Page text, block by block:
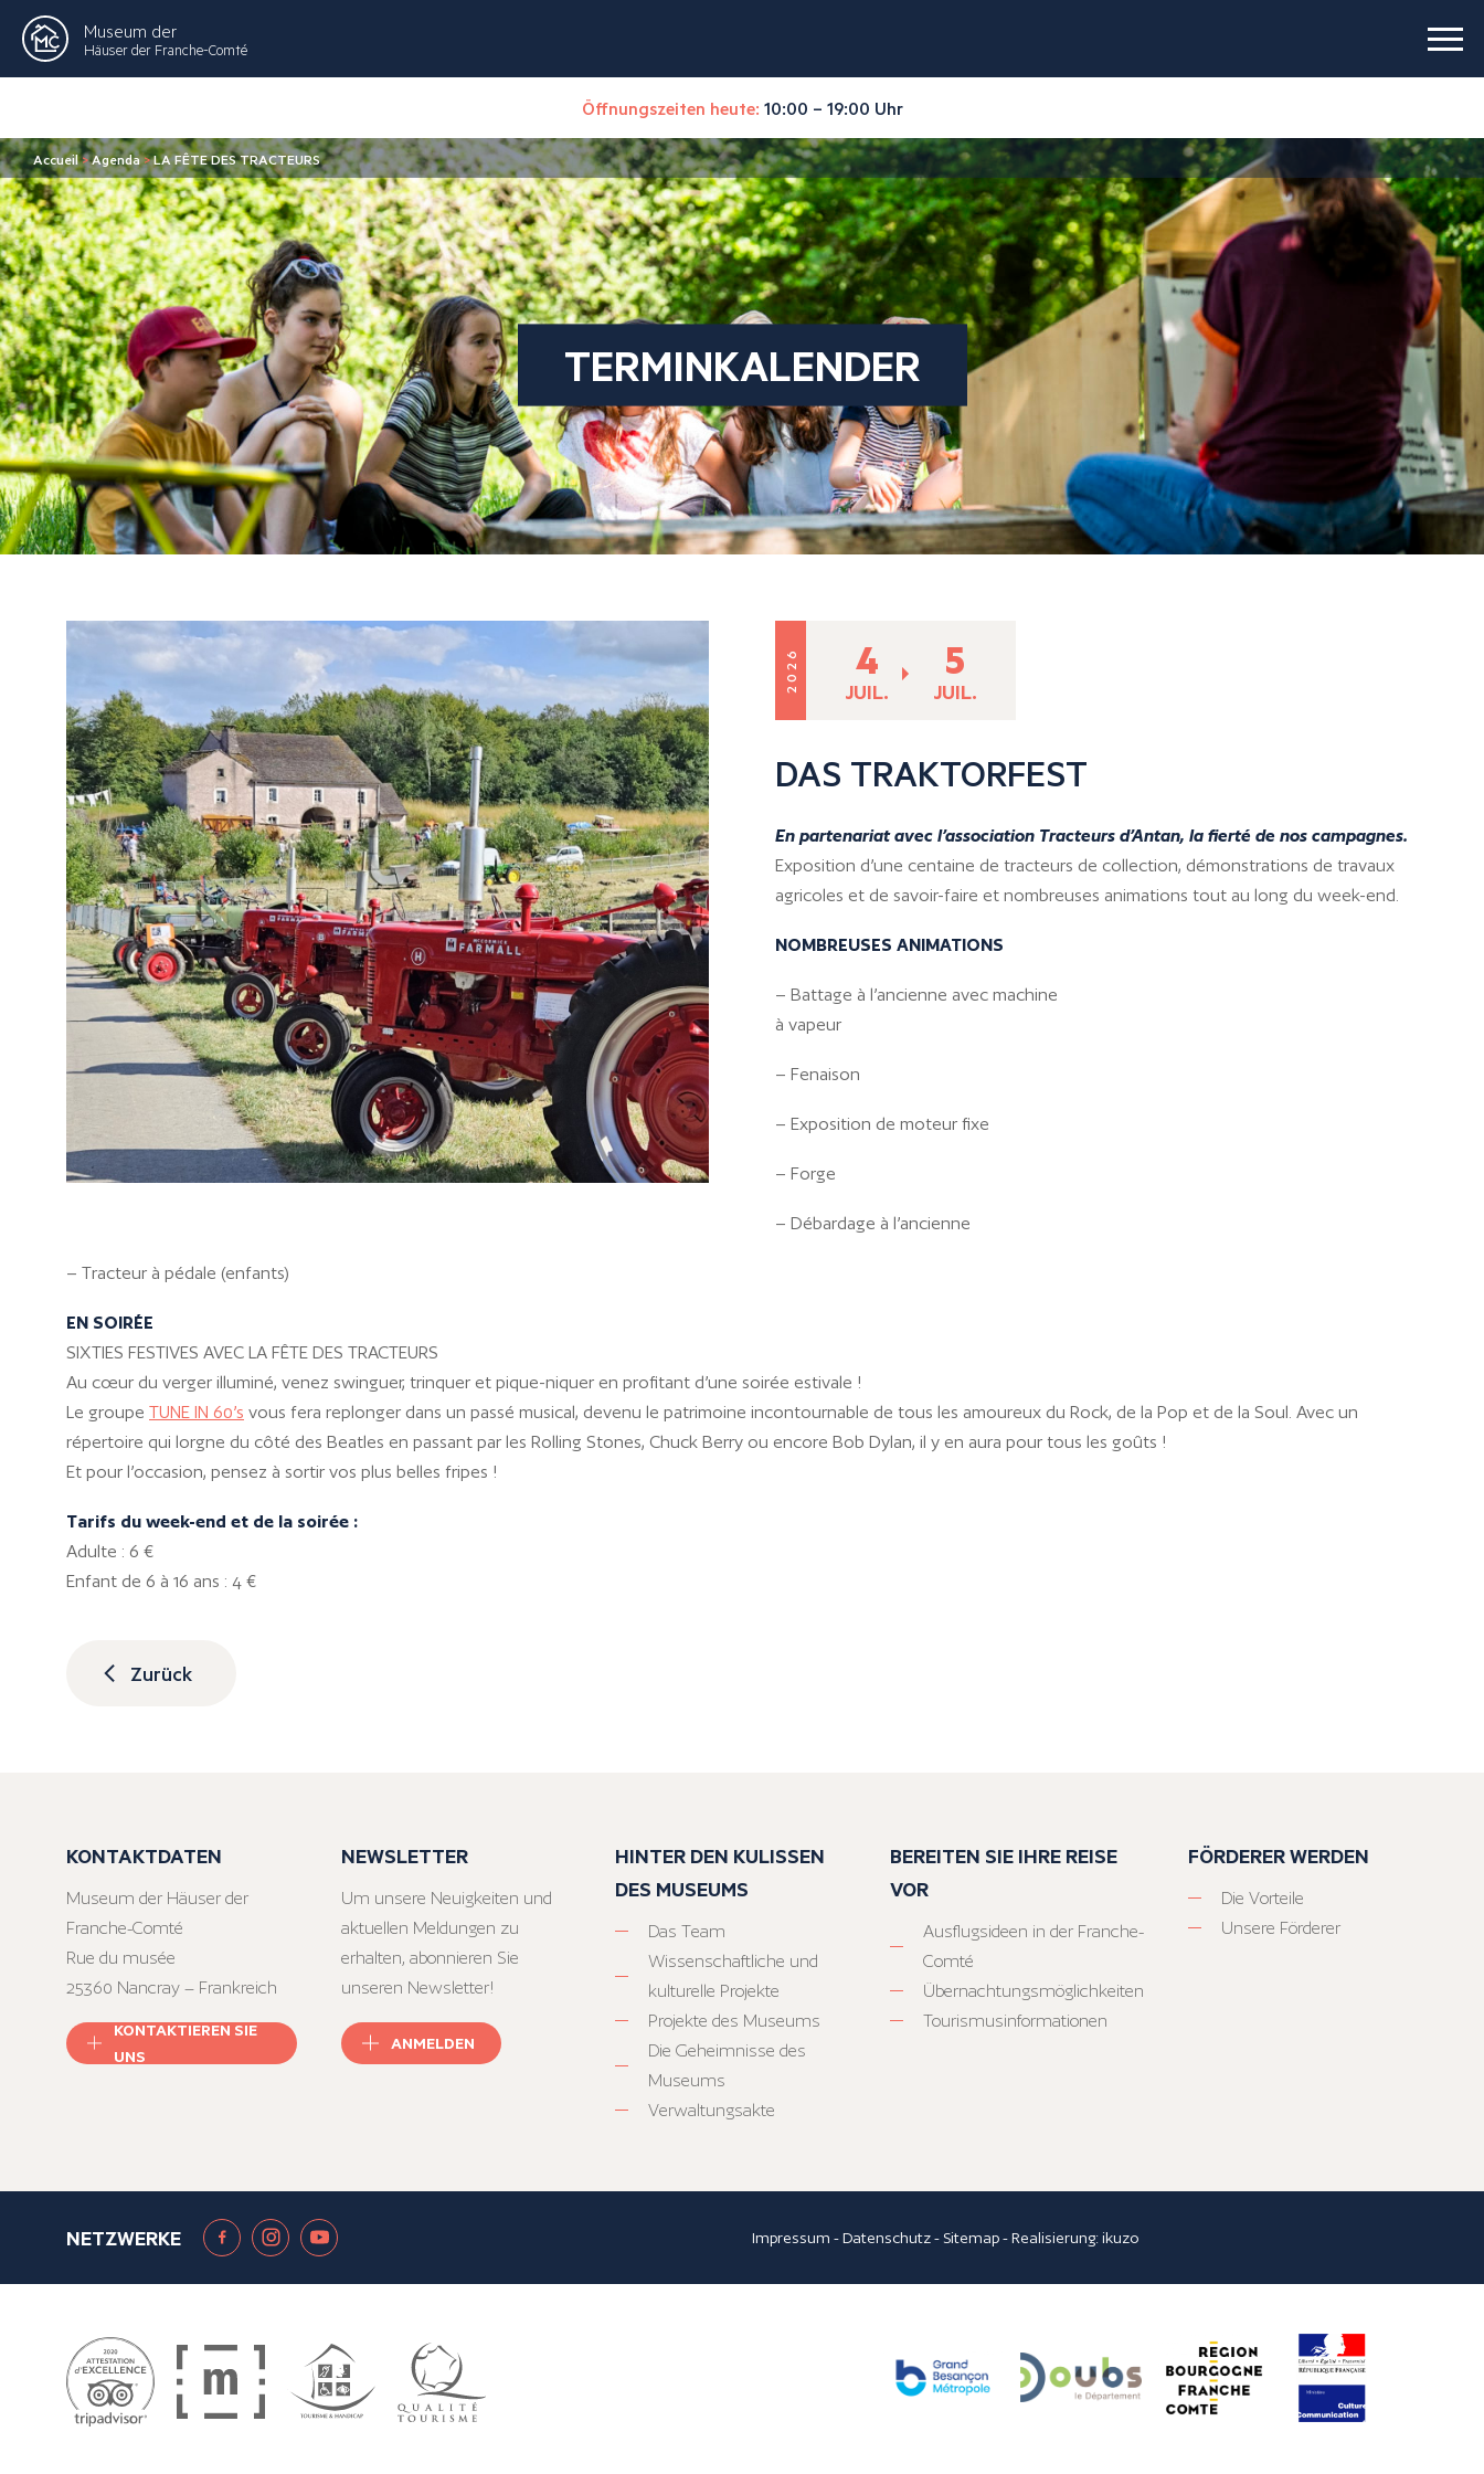
Museum der
Häuser der Franche-Comté
Öffnungszeiten heute: 10:00 – 19:00 Uhr
Accueil>Agenda>LA FÊTE DES TRACTEURS
TERMINKALENDER
2026 4
JUIL.
5
JUIL.
DAS TRAKTORFEST
En partenariat avec l’association Tracteurs d’Antan, la fierté de nos campagnes.
Exposition d’une centaine de tracteurs de collection, démonstrations de travaux
agricoles et de savoir-faire et nombreuses animations tout au long du week-end.
NOMBREUSES ANIMATIONS
– Battage à l’ancienne avec machine
à vapeur
– Fenaison
– Exposition de moteur fixe
– Forge
– Débardage à l’ancienne
– Tracteur à pédale (enfants)
EN SOIRÉE
SIXTIES FESTIVES AVEC LA FÊTE DES TRACTEURS
Au cœur du verger illuminé, venez swinguer, trinquer et pique-niquer en profitant d’une soirée estivale !
Le groupe TUNE IN 60’s vous fera replonger dans un passé musical, devenu le patrimoine incontournable de tous les amoureux du Rock, de la Pop et de la Soul. Avec un
répertoire qui lorgne du côté des Beatles en passant par les Rolling Stones, Chuck Berry ou encore Bob Dylan, il y en aura pour tous les goûts !
Et pour l’occasion, pensez à sortir vos plus belles fripes !
Tarifs du week-end et de la soirée :
Adulte : 6 €
Enfant de 6 à 16 ans : 4 €
Zurück
KONTAKTDATEN
Museum der Häuser der
Franche-Comté
Rue du musée
25360 Nancray – Frankreich
KONTAKTIEREN SIE
UNS
NEWSLETTER
Um unsere Neuigkeiten und
aktuellen Meldungen zu
erhalten, abonnieren Sie
unseren Newsletter!
ANMELDEN
HINTER DEN KULISSEN
DES MUSEUMS
Das Team
Wissenschaftliche und
kulturelle Projekte
Projekte des Museums
Die Geheimnisse des
Museums
Verwaltungsakte
BEREITEN SIE IHRE REISE
VOR
Ausflugsideen in der Franche-
Comté
Übernachtungsmöglichkeiten
Tourismusinformationen
FÖRDERER WERDEN
Die Vorteile
Unsere Förderer
NETZWERKE Impressum -Datenschutz- Sitemap- Realisierung:ikuzo